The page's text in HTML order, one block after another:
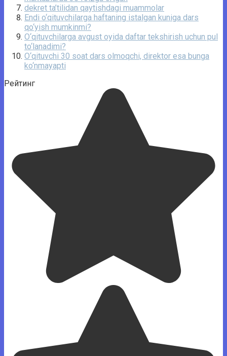
dekret ta’tilidan qaytishdagi muammolar
Endi o‘qituvchilarga haftaning istalgan kuniga dars
qo‘yish mumkinmi?
O‘qituvchilarga avgust oyida daftar tekshirish uchun pul
to‘lanadimi?
O‘qituvchi 30 soat dars olmoqchi, dirеktor esa bunga
ko‘nmayapti
Рейтинг